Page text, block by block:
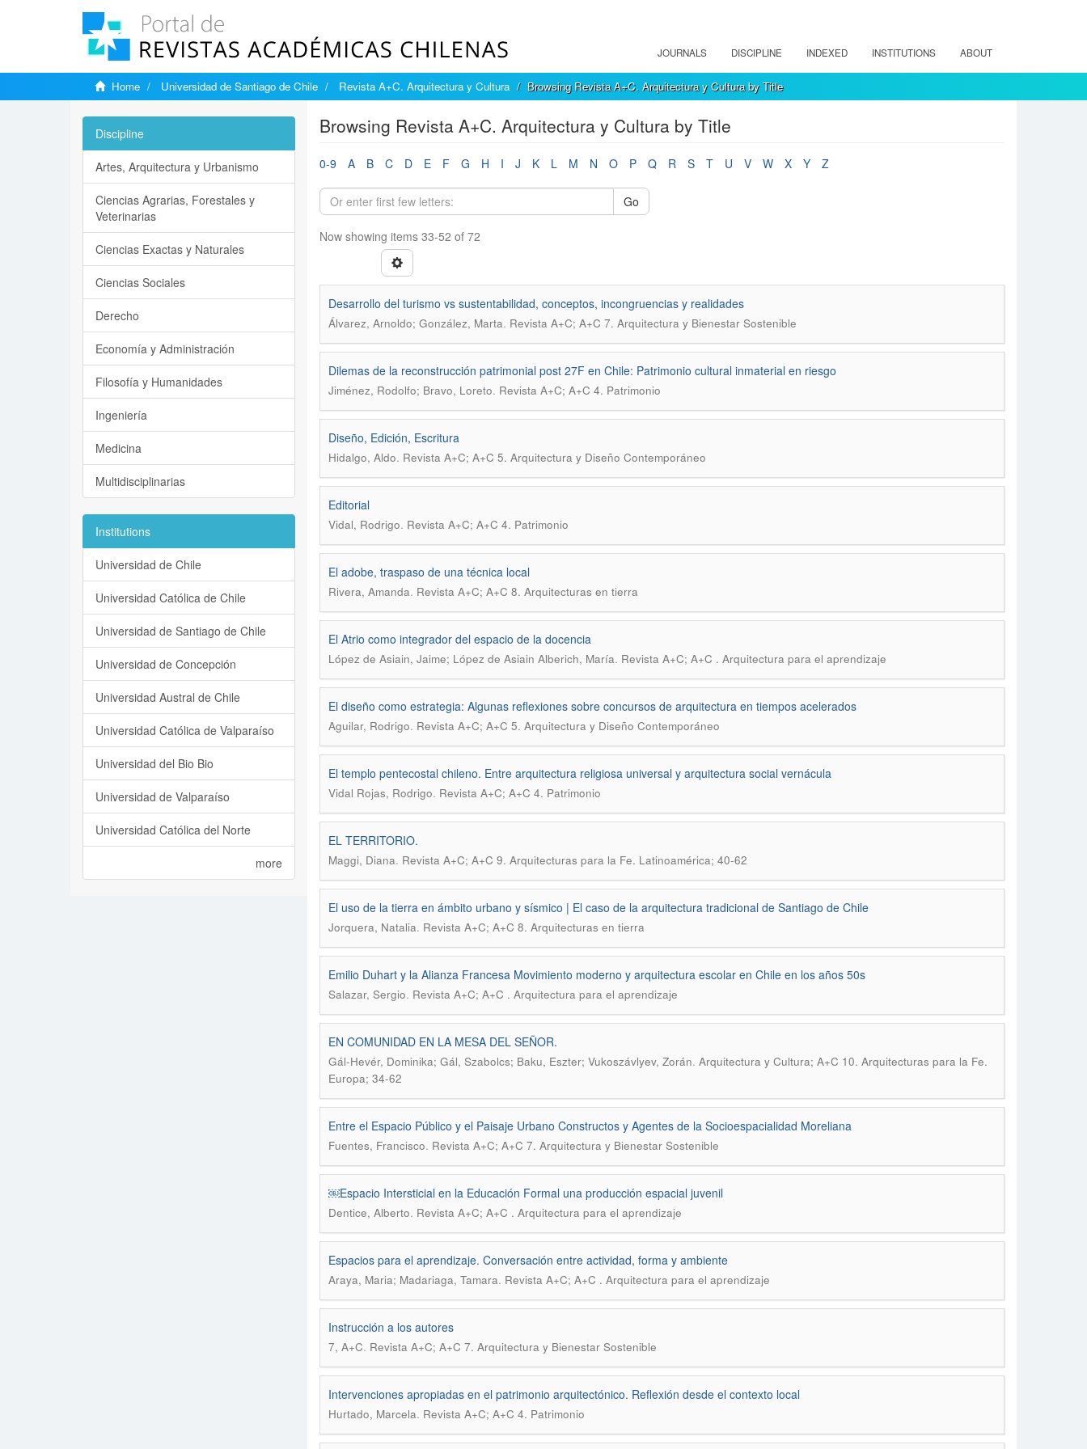
JOURNALS DISCIPLINE INDEXED INSTITUTIONS ABOUT
Home Universidad de Santiago de Chile Revista A+C. Arquitectura y Cultura Browsing Revista A+C. Arquitectura y Cultura by Title
Browsing Revista A+C. Arquitectura y Cultura by Title
0-9 A B C D E F G H I J K L M N O P Q R S T U V W X Y Z
Go
Now showing items 33-52 of 72
Desarrollo del turismo vs sustentabilidad, conceptos, incongruencias y realidades
Álvarez, Arnoldo; González, Marta. Revista A+C; A+C 7. Arquitectura y Bienestar Sostenible
Dilemas de la reconstrucción patrimonial post 27F en Chile: Patrimonio cultural inmaterial en riesgo
Jiménez, Rodolfo; Bravo, Loreto. Revista A+C; A+C 4. Patrimonio
Diseño, Edición, Escritura
Hidalgo, Aldo. Revista A+C; A+C 5. Arquitectura y Diseño Contemporáneo
Editorial
Vidal, Rodrigo. Revista A+C; A+C 4. Patrimonio
El adobe, traspaso de una técnica local
Rivera, Amanda. Revista A+C; A+C 8. Arquitecturas en tierra
El Atrio como integrador del espacio de la docencia
López de Asiain, Jaime; López de Asiain Alberich, María. Revista A+C; A+C . Arquitectura para el aprendizaje
El diseño como estrategia: Algunas reflexiones sobre concursos de arquitectura en tiempos acelerados
Aguilar, Rodrigo. Revista A+C; A+C 5. Arquitectura y Diseño Contemporáneo
El templo pentecostal chileno. Entre arquitectura religiosa universal y arquitectura social vernácula
Vidal Rojas, Rodrigo. Revista A+C; A+C 4. Patrimonio
EL TERRITORIO.
Maggi, Diana. Revista A+C; A+C 9. Arquitecturas para la Fe. Latinoamérica; 40-62
El uso de la tierra en ámbito urbano y sísmico | El caso de la arquitectura tradicional de Santiago de Chile
Jorquera, Natalia. Revista A+C; A+C 8. Arquitecturas en tierra
Emilio Duhart y la Alianza Francesa Movimiento moderno y arquitectura escolar en Chile en los años 50s
Salazar, Sergio. Revista A+C; A+C . Arquitectura para el aprendizaje
EN COMUNIDAD EN LA MESA DEL SEÑOR.
Gál-Hevér, Dominika; Gál, Szabolcs; Baku, Eszter; Vukoszávlyev, Zorán. Arquitectura y Cultura; A+C 10. Arquitecturas para la Fe.
Europa; 34-62
Entre el Espacio Público y el Paisaje Urbano Constructos y Agentes de la Socioespacialidad Moreliana
Fuentes, Francisco. Revista A+C; A+C 7. Arquitectura y Bienestar Sostenible
￼Espacio Intersticial en la Educación Formal una producción espacial juvenil
Dentice, Alberto. Revista A+C; A+C . Arquitectura para el aprendizaje
Espacios para el aprendizaje. Conversación entre actividad, forma y ambiente
Araya, Maria; Madariaga, Tamara. Revista A+C; A+C . Arquitectura para el aprendizaje
Instrucción a los autores
7, A+C. Revista A+C; A+C 7. Arquitectura y Bienestar Sostenible
Intervenciones apropiadas en el patrimonio arquitectónico. Reflexión desde el contexto local
Hurtado, Marcela. Revista A+C; A+C 4. Patrimonio
Discipline
Artes, Arquitectura y Urbanismo
Ciencias Agrarias, Forestales y
Veterinarias
Ciencias Exactas y Naturales
Ciencias Sociales
Derecho
Economía y Administración
Filosofía y Humanidades
Ingeniería
Medicina
Multidisciplinarias
Institutions
Universidad de Chile
Universidad Católica de Chile
Universidad de Santiago de Chile
Universidad de Concepción
Universidad Austral de Chile
Universidad Católica de Valparaíso
Universidad del Bio Bio
Universidad de Valparaíso
Universidad Católica del Norte
more